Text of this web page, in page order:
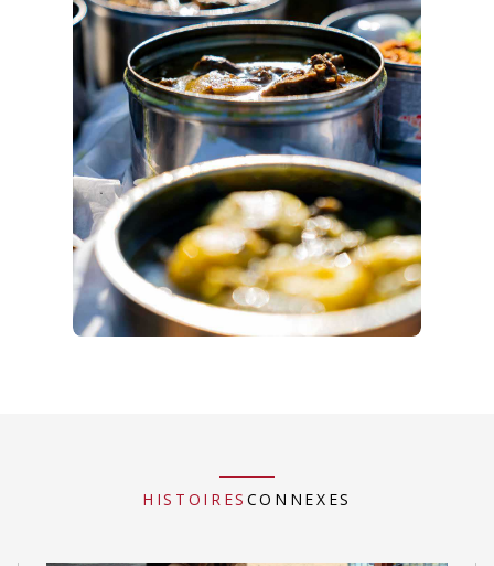
HISTOIRES CONNEXES